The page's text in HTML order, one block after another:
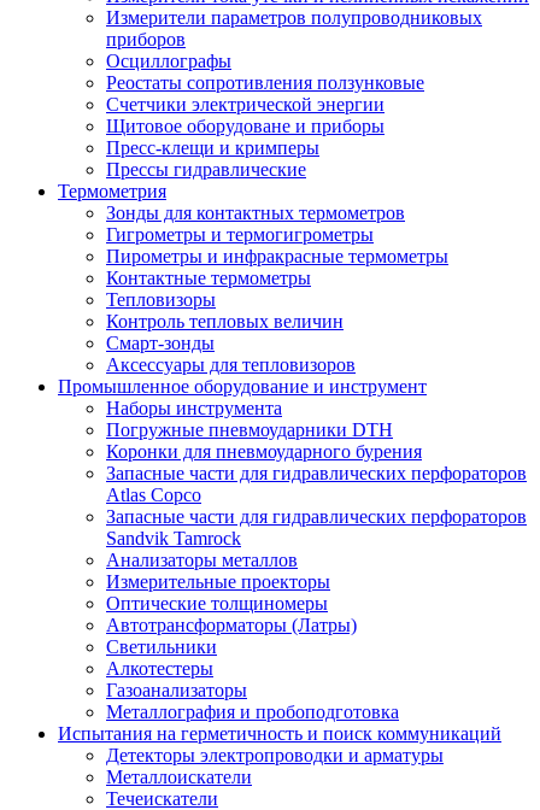
Измерители параметров полупроводниковых
приборов
Осциллографы
Реостаты сопротивления ползунковые
Счетчики электрической энергии
Щитовое оборудоване и приборы
Пресс-клещи и кримперы
Прессы гидравлические
Термометрия
Зонды для контактных термометров
Гигрометры и термогигрометры
Пирометры и инфракрасные термометры
Контактные термометры
Тепловизоры
Контроль тепловых величин
Смарт-зонды
Аксессуары для тепловизоров
Промышленное оборудование и инструмент
Наборы инструмента
Погружные пневмоударники DTH
Коронки для пневмоударного бурения
Запасные части для гидравлических перфораторов
Atlas Copco
Запасные части для гидравлических перфораторов
Sandvik Tamrock
Анализаторы металлов
Измерительные проекторы
Оптические толщиномеры
Автотрансформаторы (Латры)
Светильники
Алкотестеры
Газоанализаторы
Металлография и пробоподготовка
Испытания на герметичность и поиск коммуникаций
Детекторы электропроводки и арматуры
Металлоискатели
Течеискатели